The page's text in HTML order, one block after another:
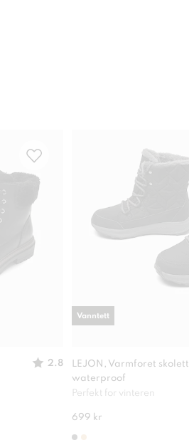
2.8
LEJON, Varmforet skolett
waterproof
Perfekt for vinteren
699 kr
Vanntett